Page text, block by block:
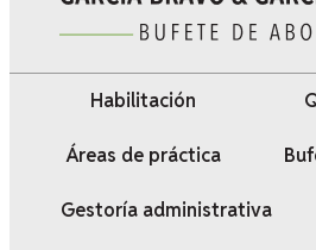
Habilitación
Áreas de práctica
Gestoría administrativa